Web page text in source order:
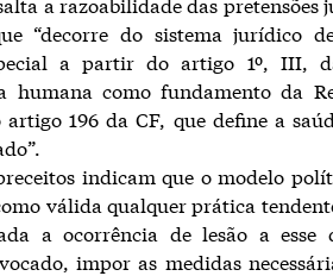
“decorre do sistema jurídico
a partir do artigo 1º, III,
humana como fundamento da
196 da CF, que define a
indicam que o modelo
válida qualquer prática
a ocorrência de lesão a esse
impor as medidas